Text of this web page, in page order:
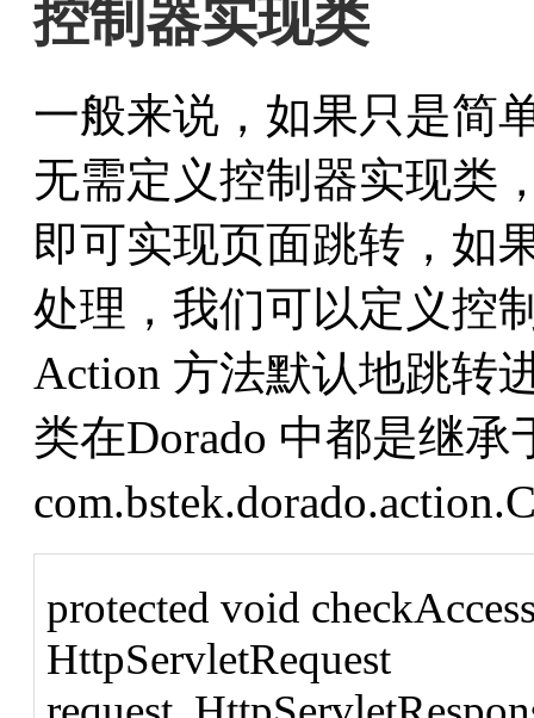
控制器实现类
一般来说，如果只是简
无需定义控制器实现类
即可实现页面跳转，如
处理，我们可以定义控
Action 方法默认地跳转
类在Dorado 中都是继承
protected void
HttpServletRequest